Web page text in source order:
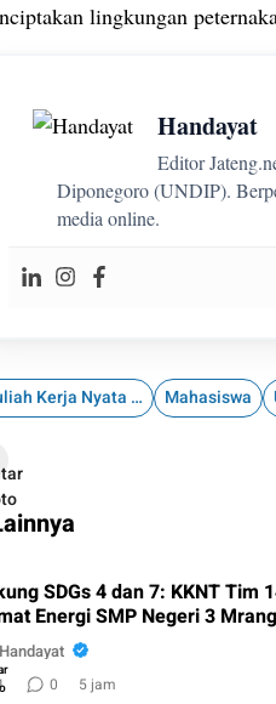
lingkungan
Handayat
Editor
Diponegoro (UNDIP).
media online.
Kuliah Kerja Nyata (KKN) Mahasiswa
SDGs 4 dan 7: KKNT
Energi SMP Negeri 3
Handayat
0 5 jam